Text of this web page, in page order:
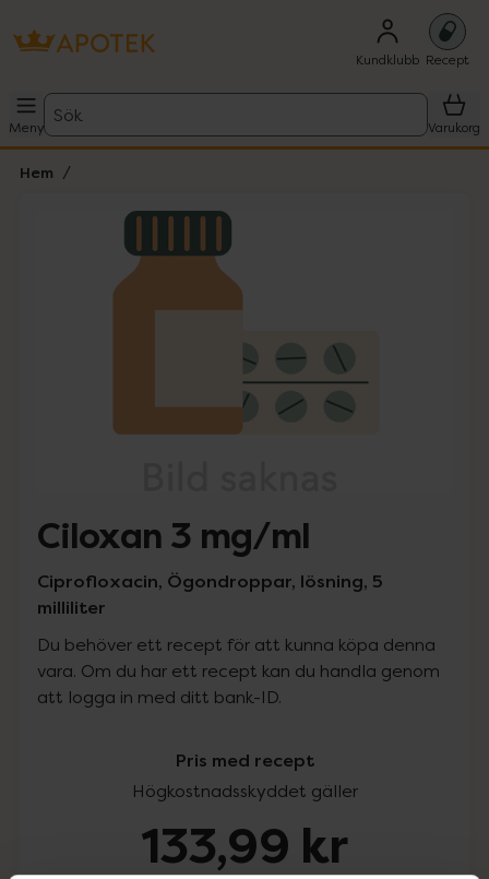
Kundklubb Recept
Meny
Sök
Varukorg
Hem
Lista: . Innehåller 1 objekt.
Ciloxan 3 mg/ml
Ciprofloxacin, Ögondroppar, lösning, 5
milliliter
Du behöver ett recept för att kunna köpa denna
vara. Om du har ett recept kan du handla genom
att logga in med ditt bank-ID.
Pris med recept
Högkostnadsskyddet gäller
133,99 kr